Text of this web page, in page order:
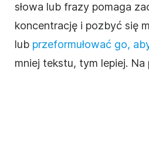
słowa lub frazy pomaga
koncentrację i pozbyć się
lub przeformułować go,
mniej tekstu, tym lepiej. Na